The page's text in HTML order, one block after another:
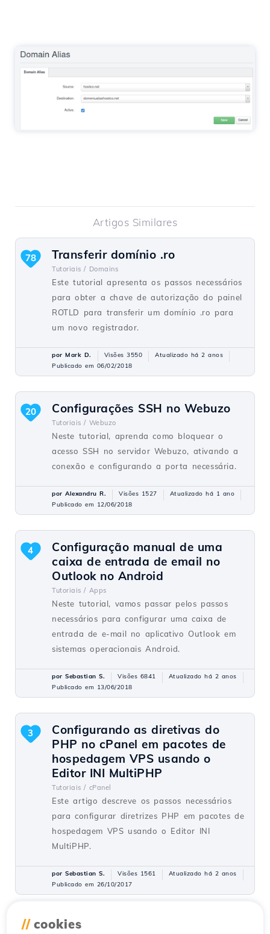
Artigos Similares
Transferir domínio .ro
Tutoriais / Domains
Este tutorial apresenta os passos necessários
para obter a chave de autorização do painel
ROTLD para transferir um domínio .ro para
um novo registrador.
78
por Mark D. Visões 3550
Atualizado há 2 anos
Publicado em 06/02/2018
Configurações SSH no Webuzo
Tutoriais / Webuzo
Neste tutorial, aprenda como bloquear o
acesso SSH no servidor Webuzo, ativando a
conexão e configurando a porta necessária.
20
por Alexandru R. Visões 1527
Atualizado há 1 ano
Publicado em 12/06/2018
Configuração manual de uma
caixa de entrada de email no
Outlook no Android
Tutoriais / Apps
Neste tutorial, vamos passar pelos passos
necessários para configurar uma caixa de
entrada de e-mail no aplicativo Outlook em
sistemas operacionais Android.
4
por Sebastian S. Visões 6841
Atualizado há 2 anos
Publicado em 13/06/2018
Configurando as diretivas do
PHP no cPanel em pacotes de
hospedagem VPS usando o
Editor INI MultiPHP
Tutoriais / cPanel
Este artigo descreve os passos necessários
para configurar diretrizes PHP em pacotes de
hospedagem VPS usando o Editor INI
MultiPHP.
3
por Sebastian S. Visões 1561
Atualizado há 2 anos
Publicado em 26/10/2017
Configuração automática de uma
2
// cookies